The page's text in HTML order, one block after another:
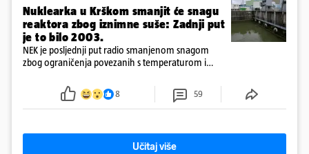
Nuklearka u Krškom smanjit će snagu
reaktora zbog iznimne suše: Zadnji put
je to bilo 2003.
NEK je posljednji put radio smanjenom snagom
zbog ograničenja povezanih s temperaturom i
smanjenje snage bilo potrebno više od 90 dana.
8 59
Učitaj više